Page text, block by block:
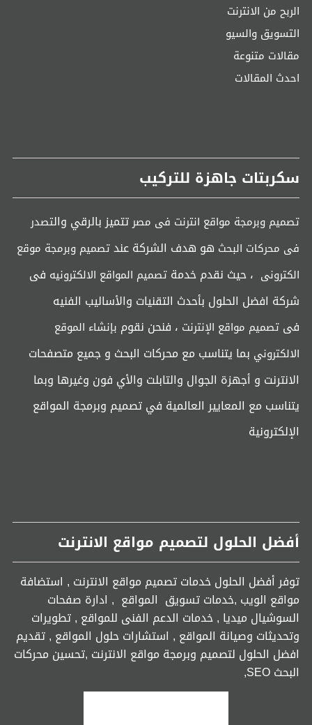
الربح من الانترنت
التسويق والسيو
مقالات متنوعة
احدث المقالات
سكربتات جاهزة للتركيب
تصميم وبرمجة مواقع انترنت فى مصرتتميز بالرقي والتصدر
فى محركات البحث هو هدف الشركة عندتصميم وبرمجة موقع
الكترونى ، حيث نقدم خدمة تصميم المواقع الالكترونيه فى
شركة افضل الحلول بأحدث التقنيات والأساليب الفنيه
فى تصميم مواقع الإنترنت ، فنحن نقوم بإنشاء الموقع
الالكتروني بما يتناسب مع محركات البحث و جميع متصفحات
الانترنت و أجهزة الجوال والتابلت والأي فون وغيرها وبما
يتناسب مع المعايير العالمية في تصميم وبرمجة المواقع
الإلكترونية
أفضل الحلول لتصميم مواقع الانترنت
توفر أفضل الحلول خدمات تصميم مواقع الانترنت , استضافة
مواقع الويب ,خدمات تسويق المواقع , ادارة صفحات
السوشيال ميديا , خدمات الدعم الفنى للمواقع , تطويرات
وتحديثات وصيانة المواقع , استشارات حلول المواقع , تقديم
افضل الحلول لتصميم وبرمجة مواقع الانترنت ,تحسين محركات
البحث SEO,